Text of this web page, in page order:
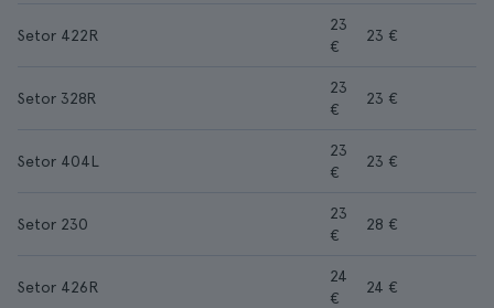
Setor 422R
23
€
23 €
Setor 328R
23
€
23 €
Setor 404L
23
€
23 €
Setor 230
23
€
28 €
Setor 426R
24
€
24 €